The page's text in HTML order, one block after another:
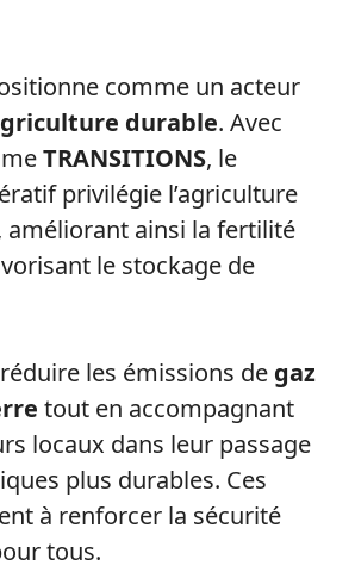
comme un acteur
durable. Avec
TRANSITIONS, le
privilégie l’agriculture
améliorant ainsi la fertilité
le stockage de
les émissions de gaz
tout en accompagnant
locaux dans leur passage
plus durables. Ces
à renforcer la sécurité
tous.